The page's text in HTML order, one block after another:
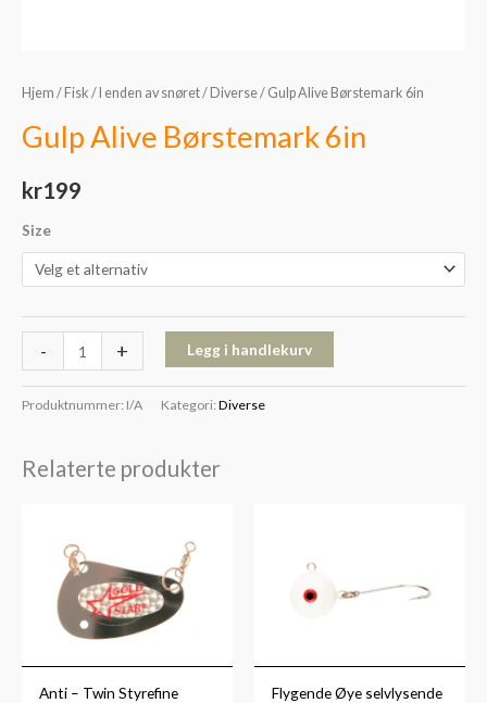
Hjem / Fisk / I enden av snøret/ Diverse/ Gulp Alive Børstemark 6in
Gulp Alive Børstemark 6in
kr199
Size
- + Legg i handlekurv
Produktnummer: I/A Kategori: Diverse
Relaterte produkter
Anti – Twin Styrefine Flygende Øye selvlysende